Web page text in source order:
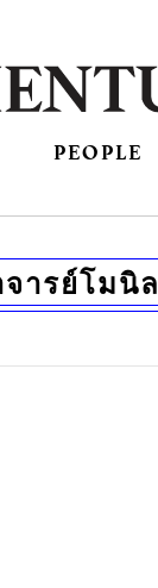
PEOPLE
ารย์โมนิล